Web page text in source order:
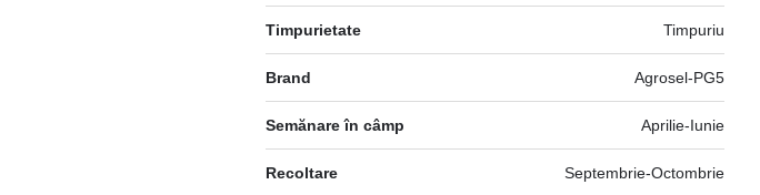
Timpurietate Timpuriu
Brand Agrosel-PG5
Semănare în câmp Aprilie-Iunie
Recoltare Septembrie-Octombrie